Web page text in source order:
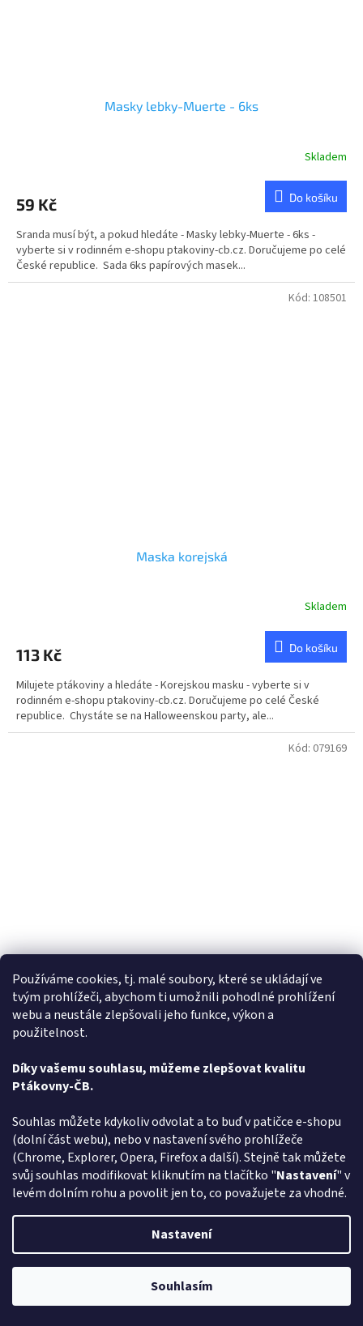
Používáme cookies, tj. malé soubory, které se ukládají ve
tvým prohlížeči, abychom ti umožnili pohodlné prohlížení
webu a neustále zlepšovali jeho funkce, výkon a
použitelnost.
Díky vašemu souhlasu, můžeme zlepšovat kvalitu
Ptákovny-ČB.
Souhlas můžete kdykoliv odvolat a to buď v patičce e-shopu
(dolní část webu), nebo v nastavení svého prohlížeče
(Chrome, Explorer, Opera, Firefox a další). Stejně tak můžete
svůj souhlas modifikovat kliknutím na tlačítko "Nastavení" v
levém dolním rohu a povolit jen to, co považujete za vhodné.
Nastavení
Souhlasím
Masky lebky-Muerte - 6ks
Skladem
59 Kč Do košíku
Sranda musí být, a pokud hledáte - Masky lebky-Muerte - 6ks -
vyberte si v rodinném e-shopu ptakoviny-cb.cz. Doručujeme po celé
České republice. Sada 6ks papírových masek...
Maska korejská
Skladem
113 Kč Do košíku
Milujete ptákoviny a hledáte - Korejskou masku - vyberte si v
rodinném e-shopu ptakoviny-cb.cz. Doručujeme po celé České
republice. Chystáte se na Halloweenskou party, ale...
Kód: 108501
Maska čert plastová s kápí
Průměrné
hodnocení
produktu
5,0
z
5
hvězdiček.
Hledáte plastovou masku čerta s kápí pro karneval, masopust,
párty či halloween? Co takhle tato krásná plastová polomaska čerta,
se kterou zaručeně vyděsíte své kamarády a...
Kód: 079169
Kód:010617